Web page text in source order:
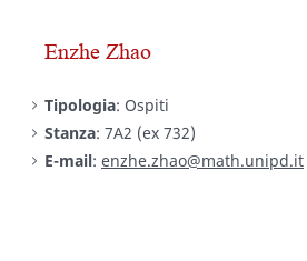
Enzhe Zhao
Tipologia: Ospiti
Stanza: 7A2 (ex 732)
E-mail: enzhe.zhao@math.unipd.it